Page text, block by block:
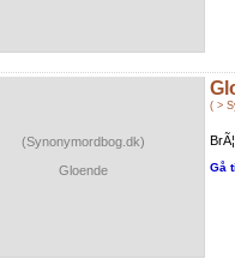
(Synonymordbog.dk)
Gloende
( >
Gå